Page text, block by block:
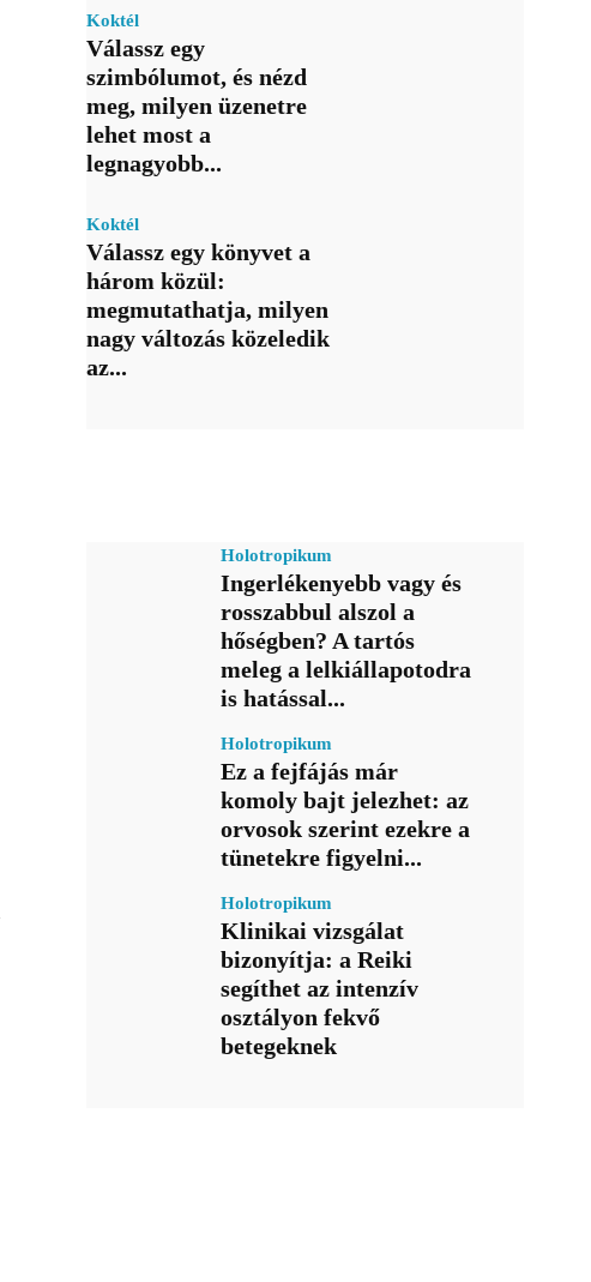
Koktél
Válassz egy
szimbólumot, és nézd
meg, milyen üzenetre
lehet most a
legnagyobb...
Koktél
Válassz egy könyvet a
három közül:
megmutathatja, milyen
nagy változás közeledik
az...
Holotropikum
Ingerlékenyebb vagy és
rosszabbul alszol a
hőségben? A tartós
meleg a lelkiállapotodra
is hatással...
Holotropikum
Ez a fejfájás már
komoly bajt jelezhet: az
orvosok szerint ezekre a
tünetekre figyelni...
Holotropikum
Klinikai vizsgálat
bizonyítja: a Reiki
segíthet az intenzív
osztályon fekvő
betegeknek